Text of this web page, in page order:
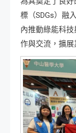
標（SDGs）融
內推動綠能科
作與交流，擴展